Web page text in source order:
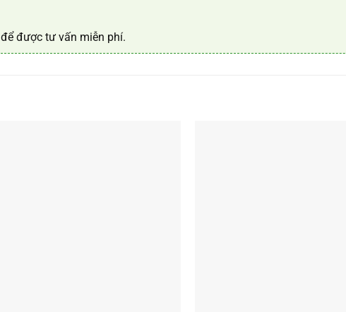
để được tư vấn miễn phí.